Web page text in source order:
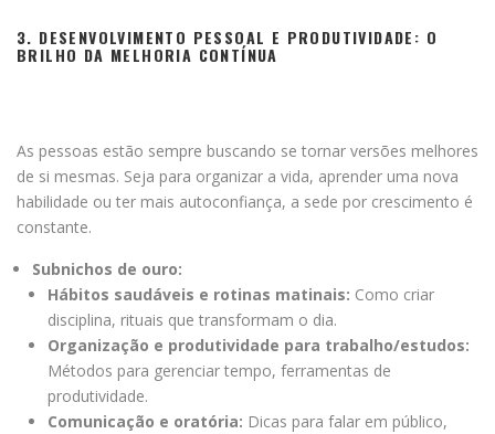
3. DESENVOLVIMENTO PESSOAL E PRODUTIVIDADE: O
BRILHO DA MELHORIA CONTÍNUA
As pessoas estão sempre buscando se tornar versões melhores
de si mesmas. Seja para organizar a vida, aprender uma nova
habilidade ou ter mais autoconfiança, a sede por crescimento é
constante.
Subnichos de ouro:
Hábitos saudáveis e rotinas matinais: Como criar
disciplina, rituais que transformam o dia.
Organização e produtividade para trabalho/estudos:
Métodos para gerenciar tempo, ferramentas de
produtividade.
Comunicação e oratória: Dicas para falar em público,